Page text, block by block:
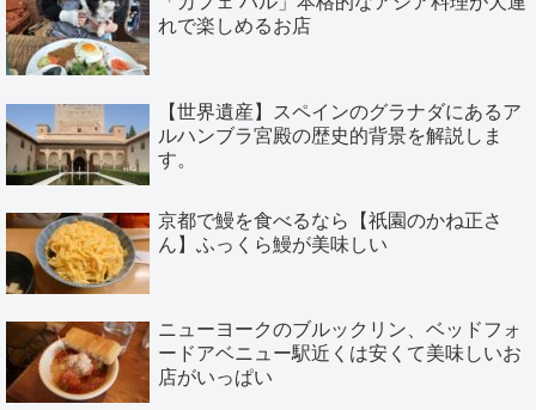
れで楽しめるお店
【世界遺産】スペインのグラナダにあるア
ルハンブラ宮殿の歴史的背景を解説しま
す。
京都で鰻を食べるなら【祇園のかね正さ
ん】ふっくら鰻が美味しい
ニューヨークのブルックリン、ベッドフォ
ードアベニュー駅近くは安くて美味しいお
店がいっぱい